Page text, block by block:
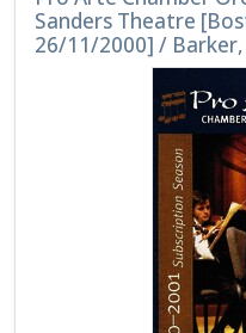
Sanders Theatre
26/11/2000] / Barker,